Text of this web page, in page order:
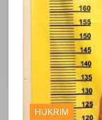
HUKRIM